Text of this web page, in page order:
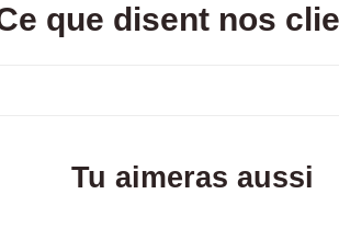
que disent nos
Tu aimeras aussi